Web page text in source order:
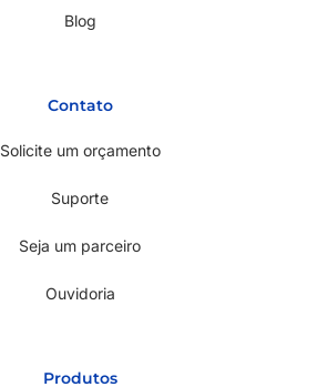
Blog
Contato
Solicite um orçamento
Suporte
Seja um parceiro
Ouvidoria
Produtos